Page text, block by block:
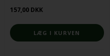
157,00 DKK